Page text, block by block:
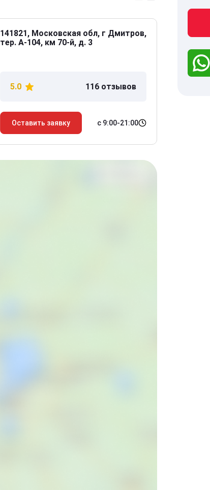
141821, Московская обл, г Дмитров,
тер. А-104, км 70-й, д. 3
5.0 116 отзывов
Оставить заявку с 9:00-21:00
дом 5